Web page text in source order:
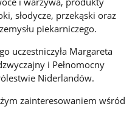
słodycze, przekąski oraz
piekarniczego.
uczestniczyła Margareta
i Pełnomocny
Niderlandów.
zainteresowaniem wśród